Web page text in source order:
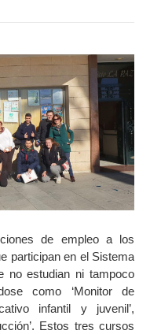
de empleo a los
participan en el Sistema
no estudian ni tampoco
como ‘Monitor de
infantil y juvenil’,
Estos tres cursos